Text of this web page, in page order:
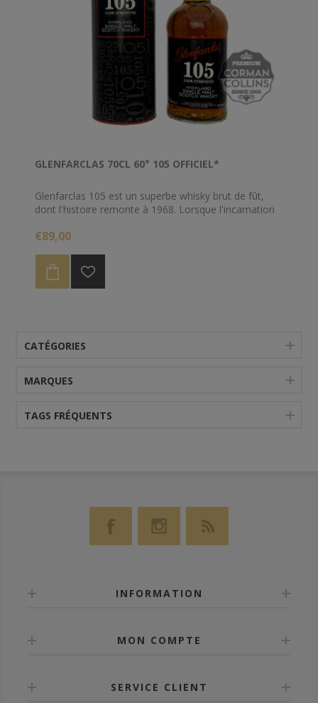
GLENFARCLAS 70CL 60° 105 OFFICIEL*
Glenfarclas 105 est un superbe whisky brut de fût,
dont l'histoire remonte à 1968. Lorsque l'incarnation
devenue la première distillerie à sortir un whisky single
renommé à 105, en référence à sa teneur en alcool
dans British Proof, qui équivaut maintenant à 60%
ABV.
€89,00
CATÉGORIES
MARQUES
TAGS FRÉQUENTS
INFORMATION
MON COMPTE
SERVICE CLIENT